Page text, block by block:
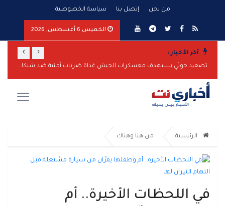
من نحن إتصل بنا سياسة الخصوصية
الخميس 6 أغسطس, 2026
آخر الأخبار :
تصعيد حوثي يستهدف معسكرات الجيش غداة ضربات أمنية ضد شبكات التهريب
‹
›
الرئيسية من هنا وهناك
في اللحظات الأخيرة.. أم